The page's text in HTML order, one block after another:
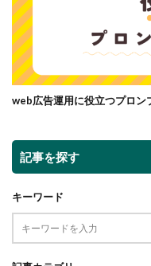
web広告運用に役立つプロン
記事を探す
キーワード